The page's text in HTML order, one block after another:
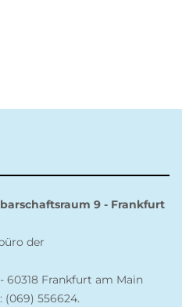
9 - Frankfurt
der
60318 Frankfurt am Main
(069) 556624.